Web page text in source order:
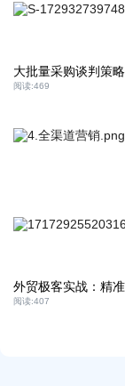
大批量采购谈判策
阅读:469
外贸极客实战：精
阅读:407